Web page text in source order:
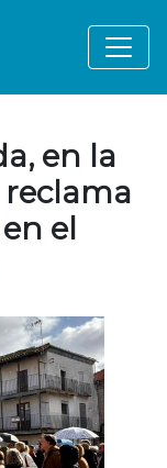
en la
el